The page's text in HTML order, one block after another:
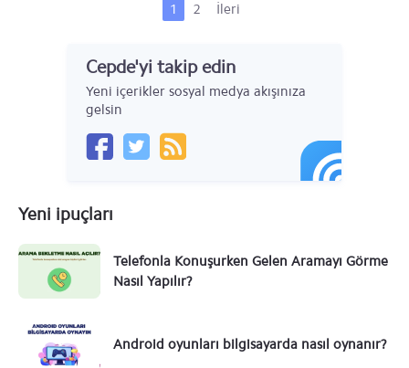
1 2 İleri
Cepde'yi takip edin
Yeni içerikler sosyal medya akışınıza
gelsin
Yeni ipuçları
Telefonla Konuşurken Gelen Aramayı Görme
Nasıl Yapılır?
Android oyunları bilgisayarda nasıl oynanır?